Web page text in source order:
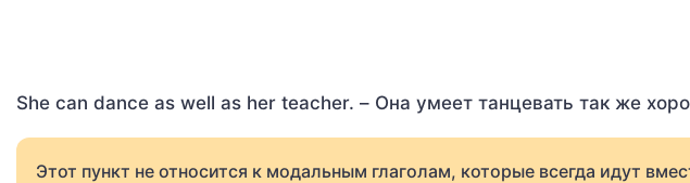
She can dance as well as her teacher. – Она умеет танцевать так же
Этот пункт не относится к модальным глаголам, которые всегда идут